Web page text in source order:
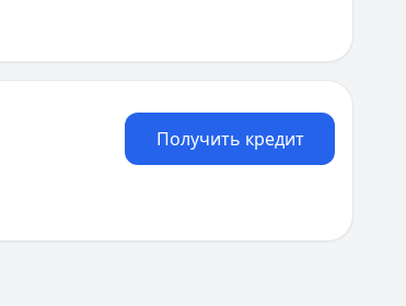
Получить кредит